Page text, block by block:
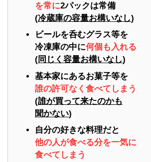
を常に2パックは常備
(冷蔵庫の容量お構いなし)
ビールを呑むグラス等を
冷凍庫の中に何個も入れる
( 同じく容量お構いなし)
基本家にあるお菓子等を
誰の許可なく食べてしまう
(誰が買って来たのかも
聞かない)
自分の好きな料理だと
他の人が食べる分を一気に
食べてしまう